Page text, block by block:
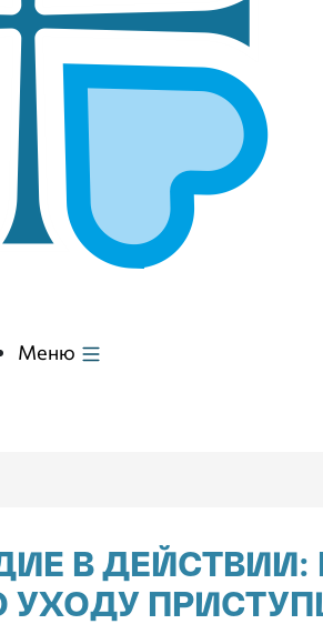
Меню
В ДЕЙСТВИИ:
УХОДУ